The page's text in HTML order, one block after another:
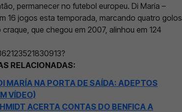
permanecer no futebol europeu. Di María –
16 jogos esta temporada, marcando quatro golos
que chegou em 2007, alinhou em 124
RELACIONADAS:
MARÍA NA PORTA DE SAÍDA: ADEPTOS
VÍDEO)
ACERTA CONTAS DO BENFICA A